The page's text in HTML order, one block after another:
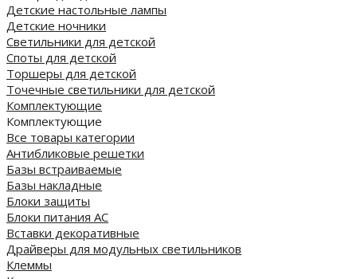
Детские настольные лампы
Детские ночники
Светильники для детской
Споты для детской
Торшеры для детской
Точечные светильники для детской
Комплектующие
Комплектующие
Все товары категории
Антибликовые решетки
Базы встраиваемые
Базы накладные
Блоки защиты
Блоки питания AC
Вставки декоративные
Драйверы для модульных светильников
Клеммы